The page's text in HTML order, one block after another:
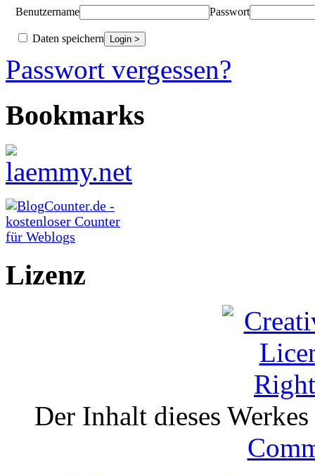
Benutzername Passwort
Daten speichern
Passwort vergessen?
Bookmarks
Lizenz
Der Inhalt dieses